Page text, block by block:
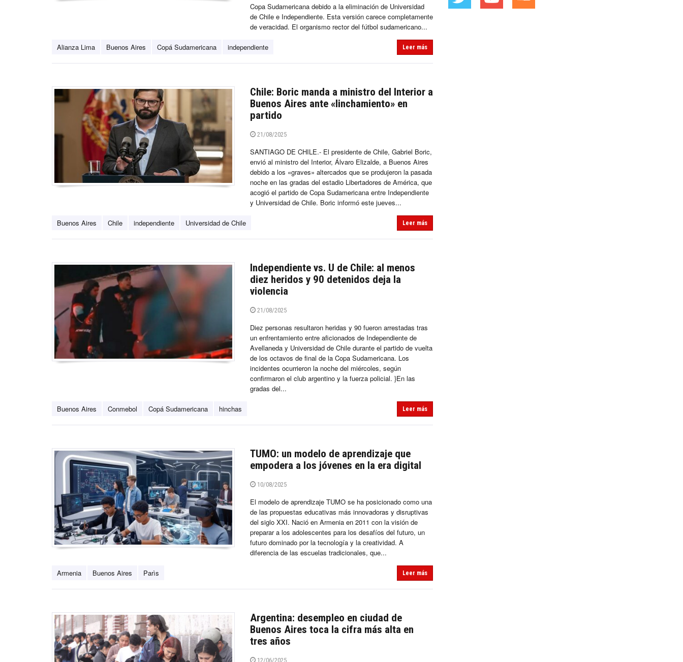
Copa Sudamericana debido a la eliminación de Universidad
de Chile e Independiente. Esta versión carece completamente
de veracidad. El organismo rector del fútbol sudamericano...
Alianza Lima Buenos Aires Copá Sudamericana independiente Leer más
Chile: Boric manda a ministro del Interior a
Buenos Aires ante «linchamiento» en
partido
21/08/2025
SANTIAGO DE CHILE.- El presidente de Chile, Gabriel Boric,
envió al ministro del Interior, Álvaro Elizalde, a Buenos Aires
debido a los «graves» altercados que se produjeron la pasada
noche en las gradas del estadio Libertadores de América, que
acogió el partido de Copa Sudamericana entre Independiente
y Universidad de Chile. Boric informó este jueves...
Buenos Aires Chile independiente Universidad de Chile Leer más
Independiente vs. U de Chile: al menos
diez heridos y 90 detenidos deja la
violencia
21/08/2025
Diez personas resultaron heridas y 90 fueron arrestadas tras
un enfrentamiento entre aficionados de Independiente de
Avellaneda y Universidad de Chile durante el partido de vuelta
de los octavos de final de la Copa Sudamericana. Los
incidentes ocurrieron la noche del miércoles, según
confirmaron el club argentino y la fuerza policial. }En las
gradas del...
Buenos Aires Conmebol Copá Sudamericana hinchas Leer más
TUMO: un modelo de aprendizaje que
empodera a los jóvenes en la era digital
10/08/2025
El modelo de aprendizaje TUMO se ha posicionado como una
de las propuestas educativas más innovadoras y disruptivas
del siglo XXI. Nació en Armenia en 2011 con la visión de
preparar a los adolescentes para los desafíos del futuro, un
futuro dominado por la tecnología y la creatividad. A
diferencia de las escuelas tradicionales, que...
Armenia Buenos Aires Parìs Leer más
Argentina: desempleo en ciudad de
Buenos Aires toca la cifra más alta en
tres años
12/06/2025